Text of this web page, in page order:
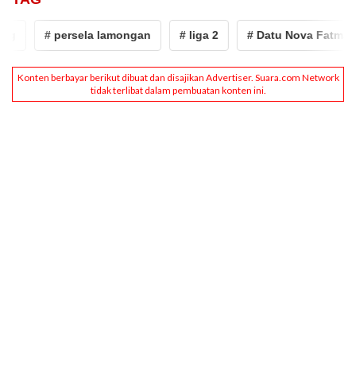
# persela lamongan # liga 2 # Datu Nova Fatmawati